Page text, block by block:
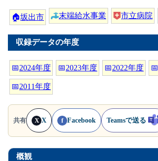
🏠坂出市 末端給水事業 市立病院
収録データの年度
📅2024年度 📅2023年度 📅2022年度 📅
📅2011年度
共有 X X f Facebook Teamsで送る
概観